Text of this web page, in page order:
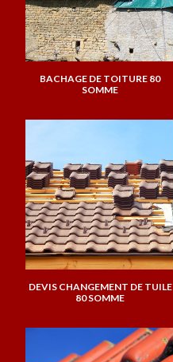
BACHAGE DE TOITURE 80
SOMME
DEVIS CHANGEMENT DE TUILE
80 SOMME